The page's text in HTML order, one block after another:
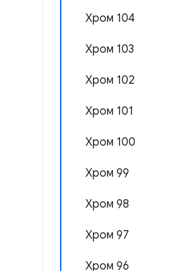
Хром 104
Хром 103
Хром 102
Хром 101
Хром 100
Хром 99
Хром 98
Хром 97
Хром 96